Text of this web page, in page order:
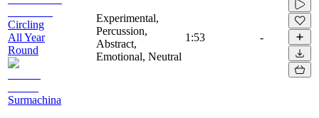
Circling
All Year
Round
Surmachina
Experimental,
Percussion,
Abstract,
Emotional, Neutral
1:53 -